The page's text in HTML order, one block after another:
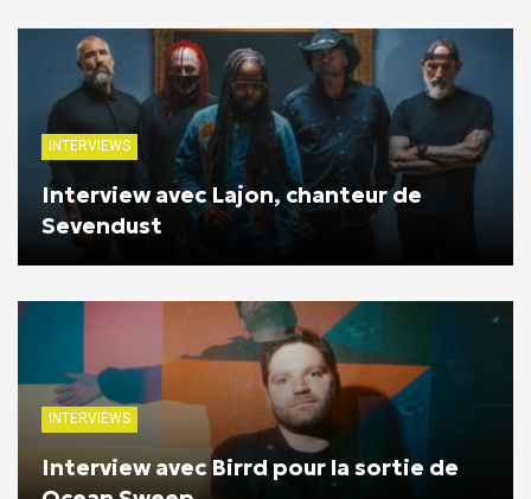
INTERVIEWS
Interview avec Lajon, chanteur de
Sevendust
INTERVIEWS
Interview avec Birrd pour la sortie de